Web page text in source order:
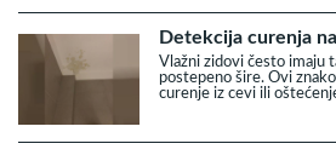
Detekcija curenja
Vlažni zidovi često imaju
postepeno šire. Ovi
curenje iz cevi ili